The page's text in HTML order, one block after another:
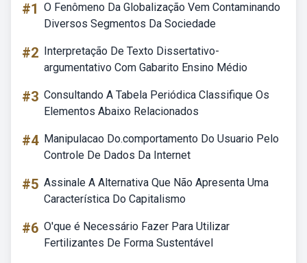
#1 O Fenômeno Da Globalização Vem Contaminando
Diversos Segmentos Da Sociedade
#2 Interpretação De Texto Dissertativo-
argumentativo Com Gabarito Ensino Médio
#3 Consultando A Tabela Periódica Classifique Os
Elementos Abaixo Relacionados
#4 Manipulacao Do.comportamento Do Usuario Pelo
Controle De Dados Da Internet
#5 Assinale A Alternativa Que Não Apresenta Uma
Característica Do Capitalismo
#6 O'que é Necessário Fazer Para Utilizar
Fertilizantes De Forma Sustentável